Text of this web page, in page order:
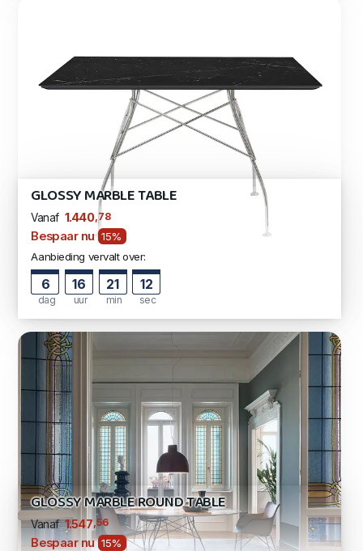
GLOSSY MARBLE TABLE
Vanaf 1.440 ,78
Bespaar nu 15%
Aanbieding vervalt over:
6
dag
16
uur
21
min
11
sec
GLOSSY MARBLE ROUND TABLE
Vanaf 1.547,56
Bespaar nu 15%